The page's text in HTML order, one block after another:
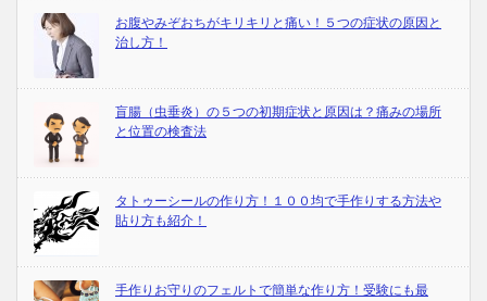
お腹やみぞおちがキリキリと痛い！５つの症状の原因と
治し方！
盲腸（虫垂炎）の５つの初期症状と原因は？痛みの場所
と位置の検査法
タトゥーシールの作り方！１００均で手作りする方法や
貼り方も紹介！
手作りお守りのフェルトで簡単な作り方！受験にも最